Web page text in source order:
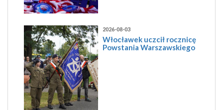
2026-08-03
Włocławek uczcił rocznicę
Powstania Warszawskiego